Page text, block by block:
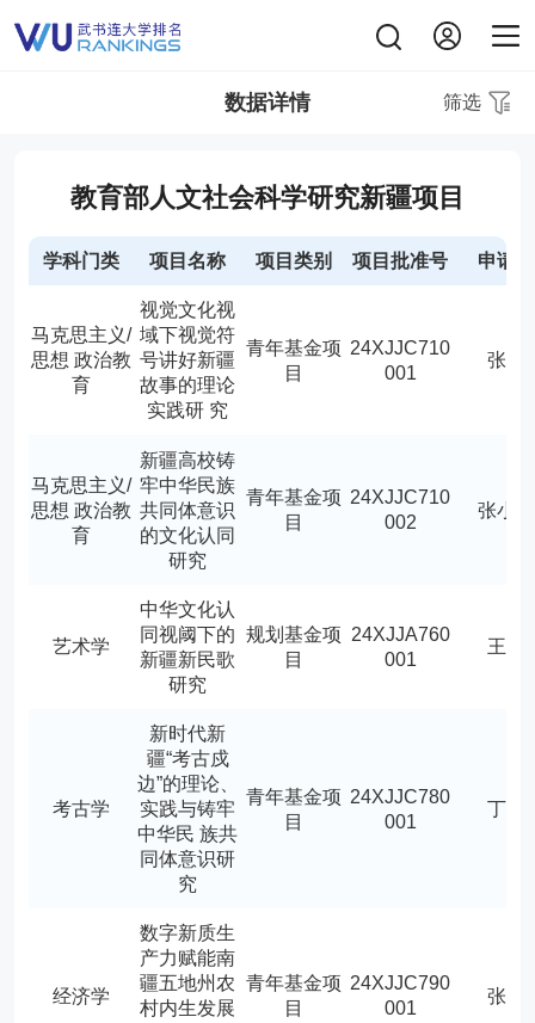
数据详情 筛选
教育部人文社会科学研究新疆项目
学科门类 项目名称 项目类别 项目批准号 申请人
马克思主义/
思想 政治教
育
视觉文化视
域下视觉符
号讲好新疆
故事的理论
实践研 究
青年基金项
目
24XJJC710
001
张欢
马克思主义/
思想 政治教
育
新疆高校铸
牢中华民族
共同体意识
的文化认同
研究
青年基金项
目
24XJJC710
002
张小敏
艺术学
中华文化认
同视阈下的
新疆新民歌
研究
规划基金项
目
24XJJA760
001
王雪
考古学
新时代新
疆“考古戍
边”的理论、
实践与铸牢
中华民 族共
同体意识研
究
青年基金项
目
24XJJC780
001
丁杰
经济学
数字新质生
产力赋能南
疆五地州农
村内生发展
青年基金项
目
24XJJC790
001
张倩